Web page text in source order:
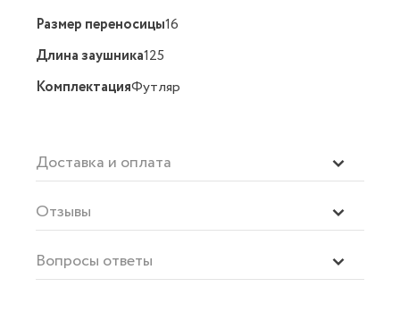
Размер переносицы16
Длина заушника125
КомплектацияФутляр
Доставка и оплата
Отзывы
Вопросы ответы